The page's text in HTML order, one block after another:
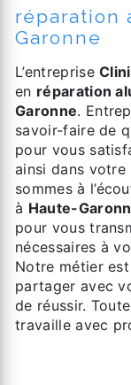
réparation
Garonne
L’entreprise
en réparation
Garonne.
savoir-faire de
pour vous
ainsi dans
sommes à
à Haute-
pour vous
nécessaires à
Notre métier
partager avec
de réussir.
travaille avec